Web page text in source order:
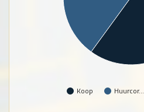
Koop Huurcor…